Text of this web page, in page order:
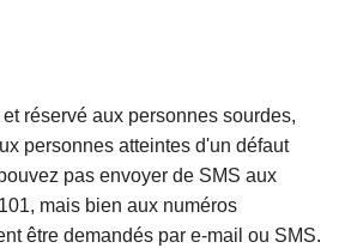
réservé aux personnes sourdes,
personnes atteintes d'un défaut
pas envoyer de SMS aux
mais bien aux numéros
être demandés par e-mail ou SMS.